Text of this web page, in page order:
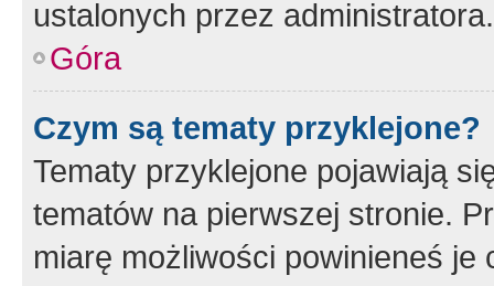
ustalonych przez administratora.
Góra
Czym są tematy przyklejone?
Tematy przyklejone pojawiają
tematów na pierwszej stronie.
miarę możliwości powinieneś je